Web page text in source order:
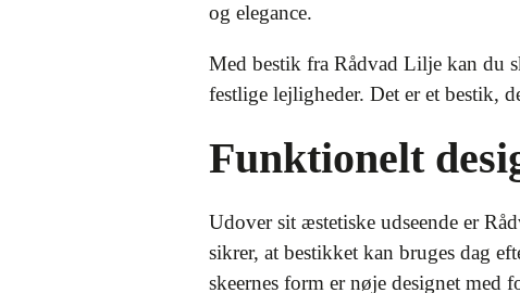
og elegance.
Med bestik fra Rådvad Lilje kan du
festlige lejligheder. Det er et bestik,
Funktionelt
Udover sit æstetiske udseende er
sikrer, at bestikket kan bruges dag
skeernes form er nøje designet